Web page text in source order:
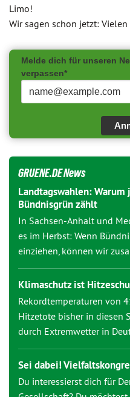
Limo!
Wir sagen schon jetzt: Vielen
Melde dich für unseren
verpassen*
GRUENE.DE News
Landtagswahlen:
Bündnisgrün zählt
In Sachsen-Anhalt und
es im Herbst: Wenn
einziehen, können wir
Klimaschutz ist
Rekordtemperaturen von
Hitzetote bisher in diesen
durch Extremwetter in
Sei dabei!
Du interessierst dich für